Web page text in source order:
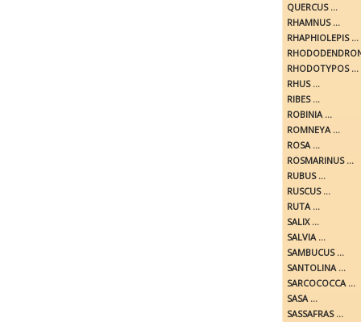
QUERCUS ...
RHAMNUS ...
RHAPHIOLEPIS ...
RHODOTYPOS ...
RHUS ...
RIBES ...
ROBINIA ...
ROMNEYA ...
ROSA ...
ROSMARINUS ...
RUBUS ...
RUSCUS ...
RUTA ...
SALIX ...
SALVIA ...
SAMBUCUS ...
SANTOLINA ...
SARCOCOCCA ...
SASA ...
SASSAFRAS ...